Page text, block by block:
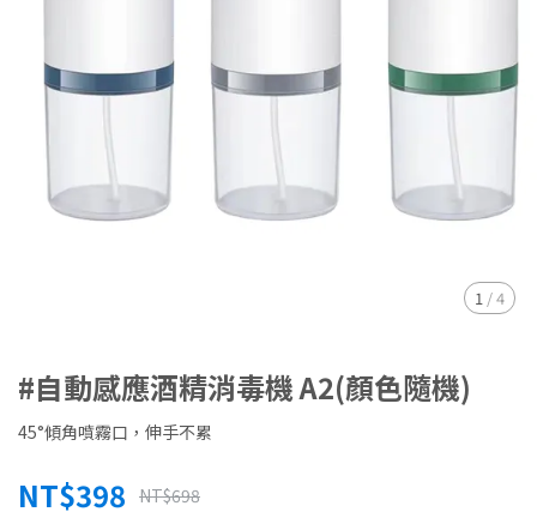
1 /4
#自動感應酒精消毒機 A2(顏色隨機)
45°傾角噴霧口，伸手不累
NT$398 NT$698